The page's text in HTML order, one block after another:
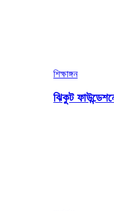
শিক্ষাঙ্গন
ঝিকুট